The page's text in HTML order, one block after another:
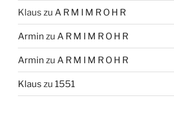
Klaus zu A R M I M R O H R
Armin zu A R M I M R O H R
Armin zu A R M I M R O H R
Klaus zu 1551